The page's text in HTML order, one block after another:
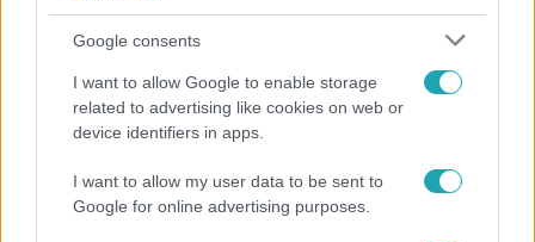
Google consents
I want to allow Google to enable storage
related to advertising like cookies on web or
device identifiers in apps.
I want to allow my user data to be sent to
Google for online advertising purposes.
Rubint Réka: A mai napig nem jött vissza a 100%-